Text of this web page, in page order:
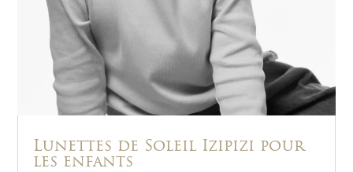
Lunettes de Soleil Izipizi pour
les enfants